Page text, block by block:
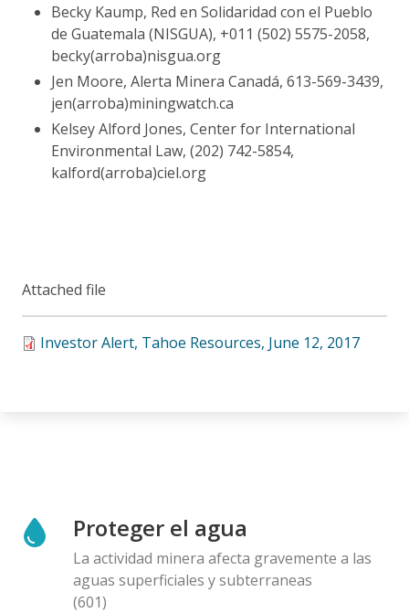
Becky Kaump, Red en Solidaridad con el Pueblo
de Guatemala (NISGUA), +011 (502) 5575-2058,
becky(arroba)nisgua.org
Jen Moore, Alerta Minera Canadá, 613-569-3439,
jen(arroba)miningwatch.ca
Kelsey Alford Jones, Center for International
Environmental Law, (202) 742-5854,
kalford(arroba)ciel.org
Attached file
Investor Alert, Tahoe Resources, June 12, 2017
Proteger el agua
La actividad minera afecta gravemente a las
aguas superficiales y subterraneas
(601)